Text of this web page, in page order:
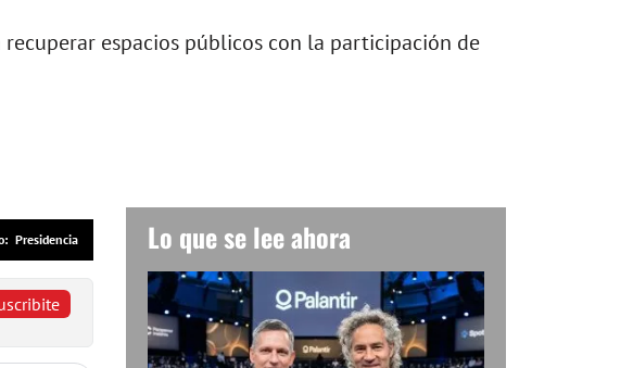
espacios públicos con la participación de
Presidencia Lo que se lee ahora